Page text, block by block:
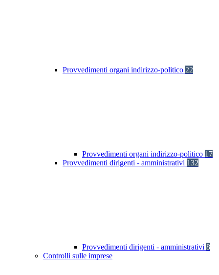
Provvedimenti organi indirizzo-politico 22
Provvedimenti organi indirizzo-politico 17
Provvedimenti dirigenti - amministrativi 132
Provvedimenti dirigenti - amministrativi 8
Controlli sulle imprese